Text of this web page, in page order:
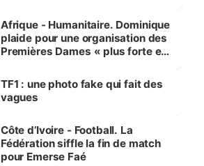
Afrique - Humanitaire. Dominique
plaide pour une organisation des
Premières Dames « plus forte et
sur la scène internationale »
TF1 : une photo fake qui fait des
vagues
Côte d’Ivoire - Football. La
Fédération siffle la fin de match
pour Emerse Faé